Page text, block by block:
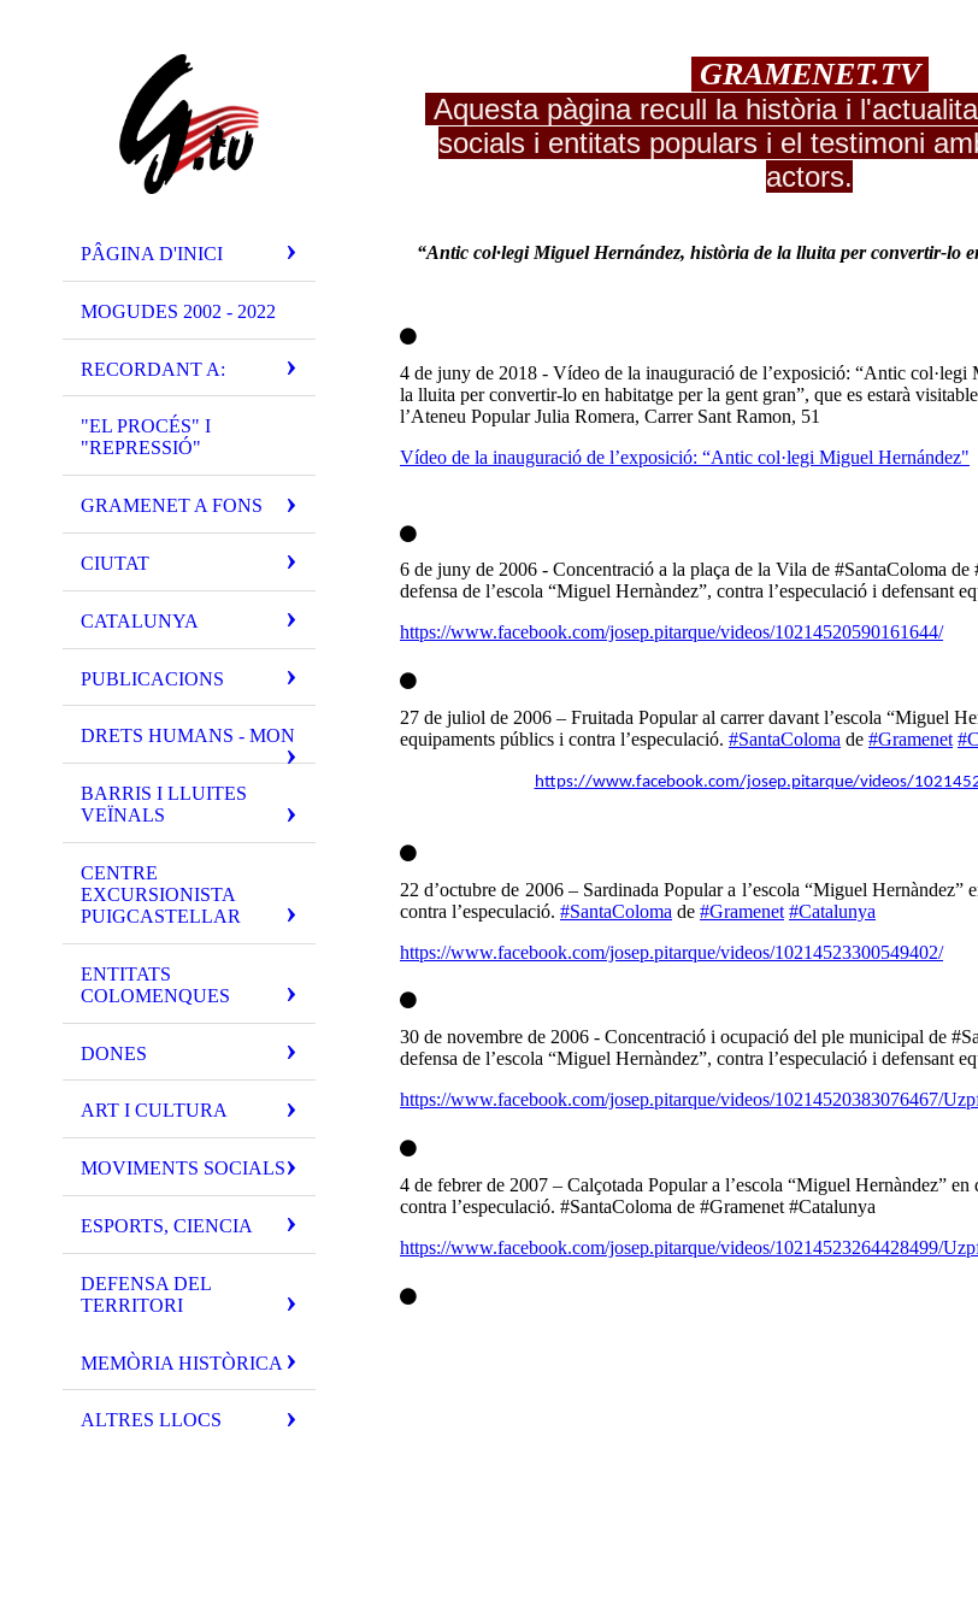
PÂGINA D'INICI
MOGUDES 2002 - 2022
RECORDANT A:
"EL PROCÉS" I
"REPRESSIÓ"
GRAMENET A FONS
CIUTAT
CATALUNYA
PUBLICACIONS
DRETS HUMANS - MON
BARRIS I LLUITES
VEÏNALS
CENTRE
EXCURSIONISTA
PUIGCASTELLAR
ENTITATS
COLOMENQUES
DONES
ART I CULTURA
MOVIMENTS SOCIALS
ESPORTS, CIENCIA
DEFENSA DEL
TERRITORI
MEMÒRIA HISTÒRICA
ALTRES LLOCS
GRAMENET.TV
Aquesta pàgina recull la història i
socials i entitats populars i el testimoni
actors.
“Antic col·legi Miguel Hernández, història de la lluita per convertir-lo
4 de juny de 2018 - Vídeo de la inauguració de l’exposició: “Antic col·legi
la lluita per convertir-lo en habitatge per la gent gran”, que es estarà
l’Ateneu Popular Julia Romera, Carrer Sant Ramon, 51
Vídeo de la inauguració de l’exposició: “Antic col·legi Miguel Hernández"
6 de juny de 2006 - Concentració a la plaça de la Vila de #SantaColoma de
defensa de l’escola “Miguel Hernàndez”, contra l’especulació i defensant
https://www.facebook.com/josep.pitarque/videos/10214520590161644/
27 de juliol de 2006 – Fruitada Popular al carrer davant l’escola “Miguel
equipaments públics i contra l’especulació. #SantaColoma de #Gramenet
https://www.facebook.com/josep.pitarque/videos/
22 d’octubre de 2006 – Sardinada Popular a l’escola “Miguel Hernàndez”
contra l’especulació. #SantaColoma de #Gramenet #Catalunya
https://www.facebook.com/josep.pitarque/videos/10214523300549402/
30 de novembre de 2006 - Concentració i ocupació del ple municipal de
defensa de l’escola “Miguel Hernàndez”, contra l’especulació i defensant
https://www.facebook.com/josep.pitarque/videos/
4 de febrer de 2007 – Calçotada Popular a l’escola “Miguel Hernàndez” en
contra l’especulació. #SantaColoma de #Gramenet #Catalunya
https://www.facebook.com/josep.pitarque/videos/